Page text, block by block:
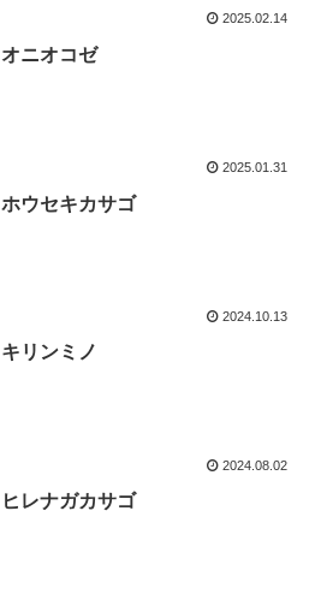
2025.02.14
オニオコゼ
2025.01.31
ホウセキカサゴ
2024.10.13
キリンミノ
2024.08.02
ヒレナガカサゴ